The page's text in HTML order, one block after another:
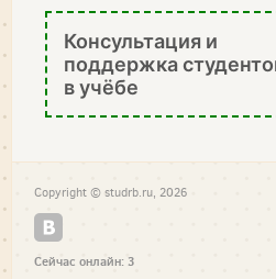
Консультация и
поддержка
в учёбе
Copyright © studrb.ru, 2026
Сейчас онлайн: 3